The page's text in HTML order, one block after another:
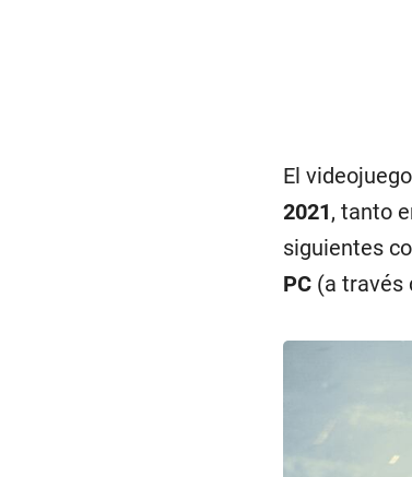
El
2021, tanto
siguientes
PC (a través